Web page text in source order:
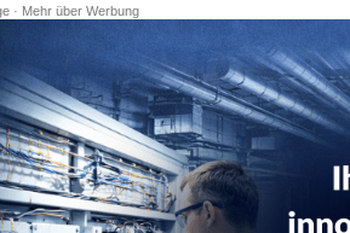
· Mehr über Werbung